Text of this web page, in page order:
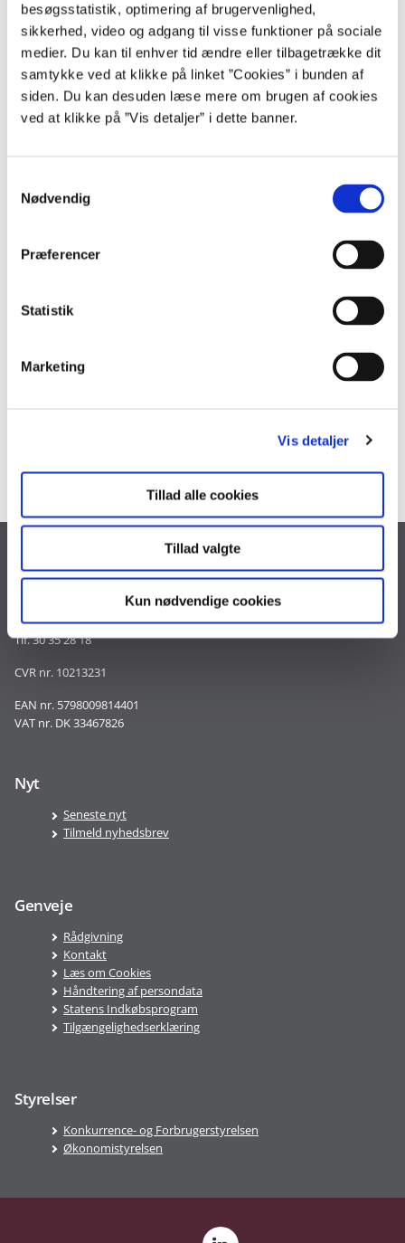
besøgsstatistik, optimering af brugervenlighed,
sikkerhed, video og adgang til visse funktioner på sociale
medier. Du kan til enhver tid ændre eller tilbagetrække dit
samtykke ved at klikke på linket ”Cookies” i bunden af
siden. Du kan desuden læse mere om brugen af cookies
ved at klikke på ”Vis detaljer” i dette banner.
Nødvendig
Præferencer
Statistik
Marketing
Vis detaljer
Tillad alle cookies
Tillad valgte
Kun nødvendige cookies
Idéen med en statslig udbudsrådgivningsenhed er genial og en
god måde at få delt viden og erfaringer på tværs af staten.
Udbud – og udbudsreglerne – bliver ofte opfattet som
besværlige, men det er rigtig spændende - og sjovt – at være
med til at få afmystificeret denne opfattelse ved være en del af
Rådgivningsenheden.
Hotline
Nyhedsbrev
Tlf. 30 35 28 18
CVR nr. 10213231
EAN nr. 5798009814401
VAT nr. DK 33467826
Nyt
Seneste nyt
Tilmeld nyhedsbrev
Genveje
Rådgivning
Kontakt
Læs om Cookies
Håndtering af persondata
Statens Indkøbsprogram
Tilgængelighedserklæring
Styrelser
Konkurrence- og Forbrugerstyrelsen
Økonomistyrelsen